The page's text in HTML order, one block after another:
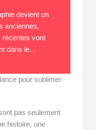
devient un
anciennes,
récentes vont
dans le…
pour sublimer
pas seulement
histoire, une